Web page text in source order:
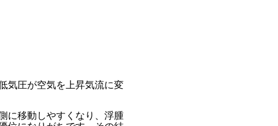
気圧が空気を上昇気流に変
に移動しやすくなり、浮腫